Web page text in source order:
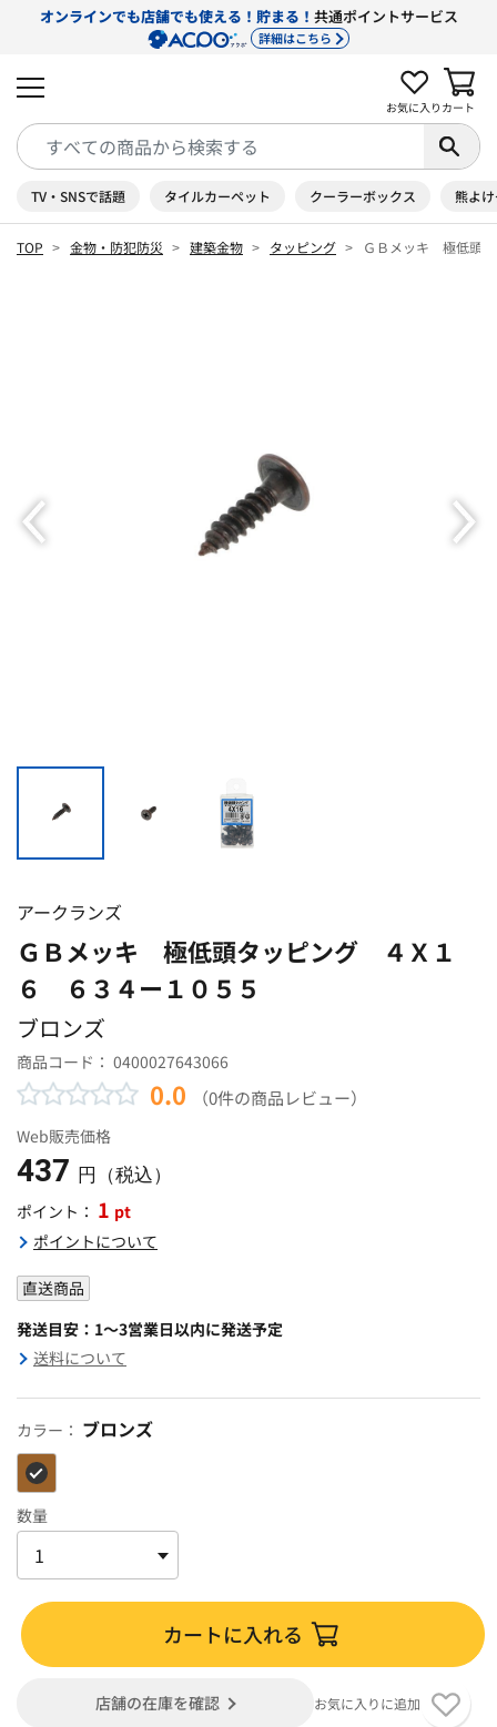
オンラインでも店舗でも使える！貯まる！ 共通ポイントサービス
詳細はこちら
お気に入り カート
TV・SNSで話題 タイルカーペット クーラーボックス 熊よ
TOP 金物・防犯防災 建築金物 タッピング ＧＢメッキ 極低頭
アークランズ
ＧＢメッキ 極低頭タッピング ４Ｘ１
６ ６３４ー１０５５
ブロンズ
商品コード： 0400027643066
0.0 （0件の商品レビュー）
Web販売価格
437 円（税込）
ポイント： 1 pt
ポイントについて
直送商品
発送目安：1～3営業日以内に発送予定
送料について
カラー： ブロンズ
数量
カートに入れる
店舗の在庫を確認 お気に入りに追加